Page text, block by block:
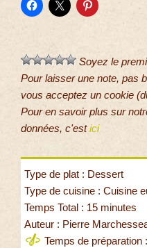
Soyez le
Pour laisser une note, pas
vous acceptez un cookie
Pour en savoir plus sur
données, c'estici
Type de plat : Dessert
Type de cuisine : Cuisine
Temps Total : 15 minutes
Auteur : Pierre
Temps de préparation